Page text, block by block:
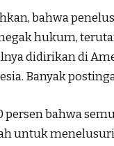
bahwa
hukum,
didirikan di
Banyak
persen bahwa
untuk